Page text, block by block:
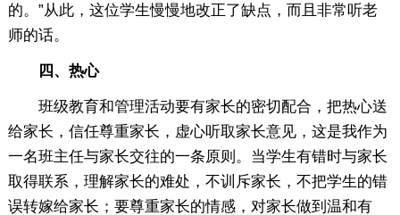
的。”从此，这位学生慢慢地改正了缺点，而且非常听老
师的话。
四、热心
班级教育和管理活动要有家长的密切配合，把热心送
给家长，信任尊重家长，虚心听取家长意见，这是我作为
一名班主任与家长交往的一条原则。当学生有错时与家长
取得联系，理解家长的难处，不训斥家长，不把学生的错
误转嫁给家长；要尊重家长的情感，对家长做到温和有